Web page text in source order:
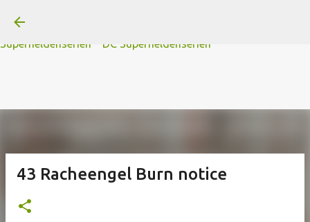
N
Superheldenserien
DC Superheldenserien
43 Racheengel Burn notice